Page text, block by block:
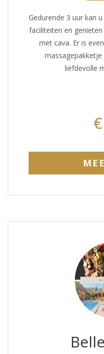
Gedurende 3 uur kan
faciliteiten en
met cava. Er is
liefdevolle